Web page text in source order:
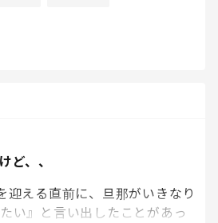
ど、、
迎える直前に、旦那がいきなり
い』と言い出したことがあっ